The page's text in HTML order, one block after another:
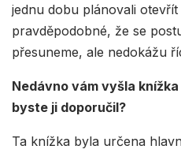
jednu dobu plánovali
pravděpodobné, že se
přesuneme, ale nedokážu
Nedávno vám vyšla
byste ji doporučil?
Ta knížka byla určena